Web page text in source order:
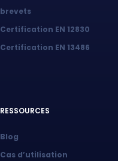
brevets
Certification EN 12830
Certification EN 13486
RESSOURCES
Blog
Cas d’utilisation